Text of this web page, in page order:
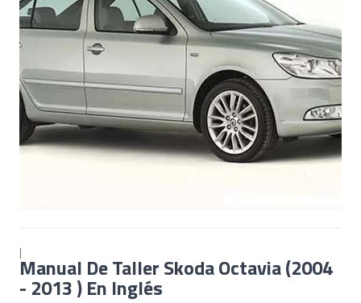
|
Manual De Taller Skoda Octavia (2004
- 2013 ) En Inglés